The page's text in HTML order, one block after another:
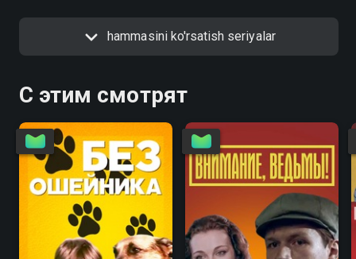
hammasini ko'rsatish seriyalar
С этим смотрят